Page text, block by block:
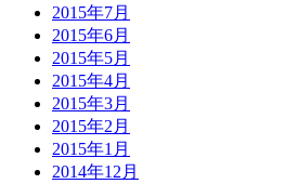
2015年7月
2015年6月
2015年5月
2015年4月
2015年3月
2015年2月
2015年1月
2014年12月